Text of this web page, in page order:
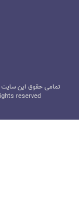
تمامی حقوق این سایت
reserved